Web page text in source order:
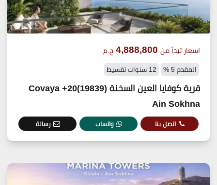
اسعار تبدأ من 4,888,800 ج.م
المقدم 5 % 12 سنوات تقسيط
قرية كوفايا العين السخنة (19839)20+ Covaya
Ain Sokhna
اتصل بنا واتساب رسالة